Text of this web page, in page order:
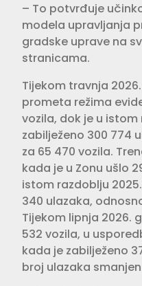
– To potvrđuje
modela upravljanja
gradske uprave na
stranicama.
Tijekom travnja
prometa režima
vozila, dok je u
zabilježeno 300 774
za 65 470 vozila.
kada je u Zonu ušlo
istom razdoblju
340 ulazaka,
Tijekom lipnja 2026.
532 vozila, u
kada je zabilježeno
broj ulazaka